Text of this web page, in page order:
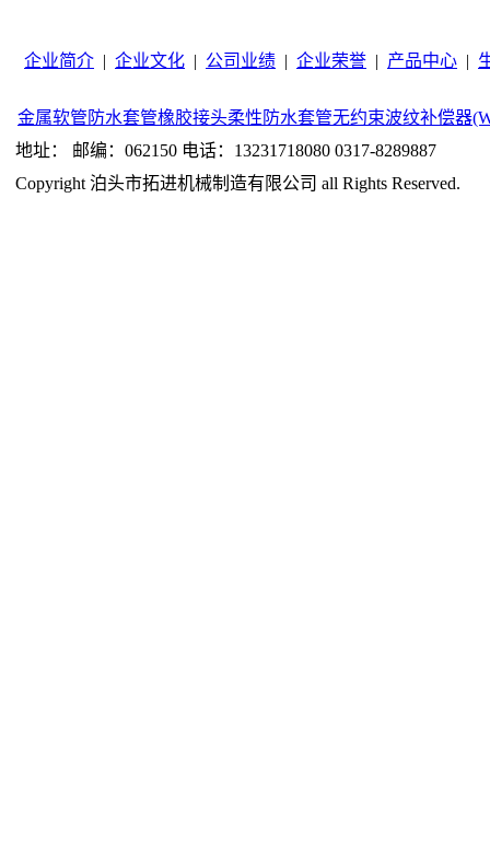
企业简介 | 企业文化 | 公司业绩 | 企业荣誉 | 产品中心 |
金属软管 防水套管橡胶接头柔性防水套管无约束波纹补偿器
地址： 邮编：062150 电话：13231718080 0317-8289887
Copyright 泊头市拓进机械制造有限公司 all Rights Reserved.